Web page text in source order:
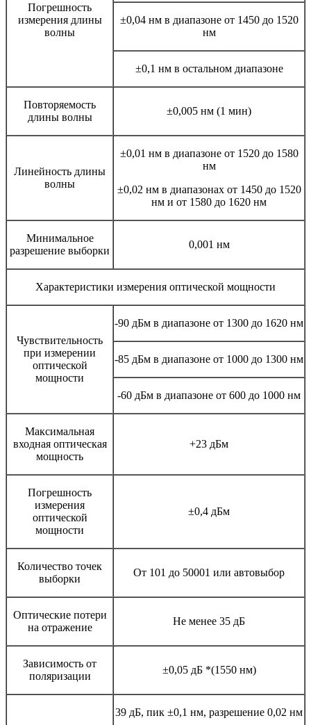
Погрешность
измерения длины
волны
±0,04 нм в диапазоне от 1450 до 1520
нм
±0,1 нм в остальном диапазоне
Повторяемость
длины волны
±0,005 нм (1 мин)
Линейность длины
волны
±0,01 нм в диапазоне от 1520 до 1580
нм
±0,02 нм в диапазонах от 1450 до 1520
нм и от 1580 до 1620 нм
Минимальное
разрешение выборки
0,001 нм
Характеристики измерения оптической мощности
Чувствительность
при измерении
оптической
мощности
-90 дБм в диапазоне от 1300 до 1620 нм
-85 дБм в диапазоне от 1000 до 1300 нм
-60 дБм в диапазоне от 600 до 1000 нм
Максимальная
входная оптическая
мощность
+23 дБм
Погрешность
измерения
оптической
мощности
±0,4 дБм
Количество точек
выборки
От 101 до 50001 или автовыбор
Оптические потери
на отражение
Не менее 35 дБ
Зависимость от
поляризации
±0,05 дБ *(1550 нм)
39 дБ, пик ±0,1 нм, разрешение 0,02 нм